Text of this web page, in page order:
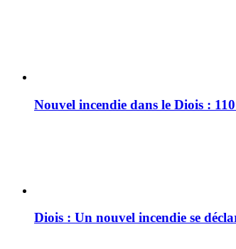
Nouvel incendie dans le Diois :
Diois : Un nouvel incendie se